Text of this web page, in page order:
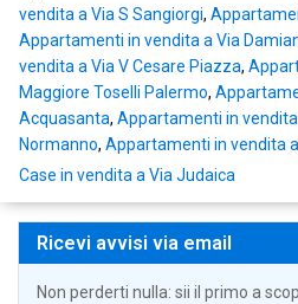
vendita a Via S Sangiorgi,
Appartamenti in vendita a Via
vendita a Via V Cesare Piazza,
Maggiore Toselli Palermo,
Acquasanta, Appartamenti in vendita
Normanno, Appartamenti in vendita
Case in vendita a Via Judaica
Ricevi avvisi via email
Non perderti nulla: sii il primo a